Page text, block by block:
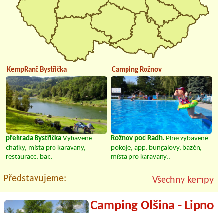
KempRanč Bystřička
přehrada Bystřička Vybavené
chatky, místa pro karavany,
restaurace, bar..
Camping Rožnov
Rožnov pod Radh. Plně vybavené
pokoje, app, bungalovy, bazén,
místa pro karavany..
Představujeme: Všechny kempy
Camping Olšina - Lipno